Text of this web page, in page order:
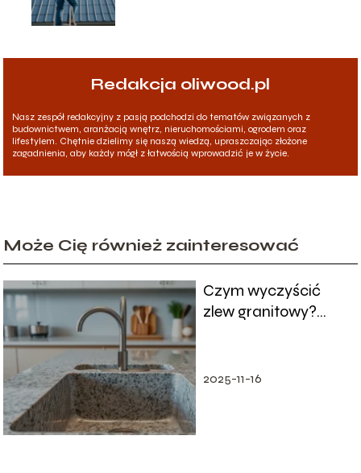
Redakcja oliwood.pl
Nasz zespół redakcyjny z pasją podchodzi do tematów związanych z
budownictwem, aranżacją wnętrz, nieruchomościami, ogrodem oraz
lifestylem. Chętnie dzielimy się naszą wiedzą, upraszczając złożone
zagadnienia, aby każdy mógł z łatwością wprowadzić je w życie.
Może Cię również zainteresować
Czym wyczyścić
zlew granitowy?
2025-11-16